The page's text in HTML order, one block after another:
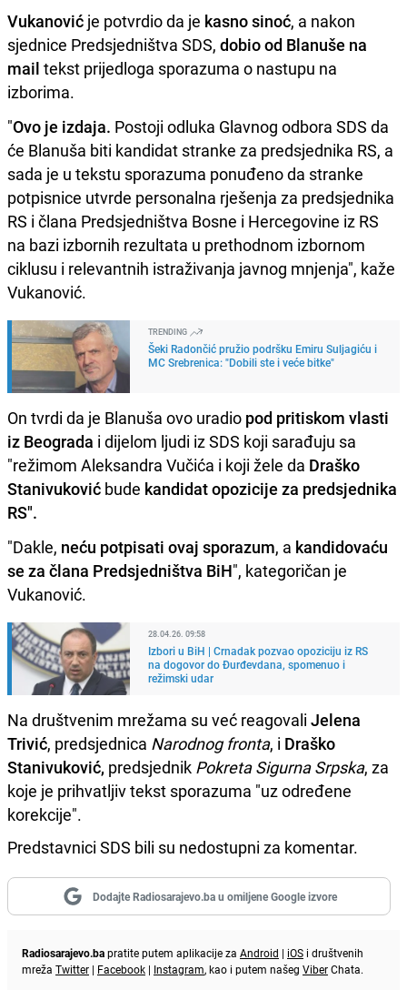
Vukanović je potvrdio da je kasno sinoć, a nakon
sjednice Predsjedništva SDS, dobio od Blanuše na
mail tekst prijedloga sporazuma o nastupu na
izborima.
"Ovo je izdaja. Postoji odluka Glavnog odbora SDS da
će Blanuša biti kandidat stranke za predsjednika RS, a
sada je u tekstu sporazuma ponuđeno da stranke
potpisnice utvrde personalna rješenja za predsjednika
RS i člana Predsjedništva Bosne i Hercegovine iz RS
na bazi izbornih rezultata u prethodnom izbornom
ciklusu i relevantnih istraživanja javnog mnjenja", kaže
Vukanović.
TRENDING
Šeki Radončić pružio podršku Emiru Suljagiću i
MC Srebrenica: "Dobili ste i veće bitke"
On tvrdi da je Blanuša ovo uradio pod pritiskom vlasti
iz Beograda i dijelom ljudi iz SDS koji sarađuju sa
"režimom Aleksandra Vučića i koji žele da Draško
Stanivuković bude kandidat opozicije za predsjednika
RS".
"Dakle, neću potpisati ovaj sporazum, a kandidovaću
se za člana Predsjedništva BiH", kategoričan je
Vukanović.
28.04.26. 09:58
Izbori u BiH | Crnadak pozvao opoziciju iz RS
na dogovor do Đurđevdana, spomenuo i
režimski udar
Na društvenim mrežama su već reagovali Jelena
Trivić, predsjednica Narodnog fronta, i Draško
Stanivuković, predsjednik Pokreta Sigurna Srpska, za
koje je prihvatljiv tekst sporazuma "uz određene
korekcije".
Predstavnici SDS bili su nedostupni za komentar.
Dodajte Radiosarajevo.ba u omiljene Google izvore
Radiosarajevo.bapratite putem aplikacije za Android | iOS i društvenih
mreža Twitter | Facebook | Instagram, kao i putem našeg ViberChata.